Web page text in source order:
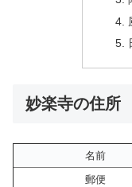
妙楽寺の住所
名前
郵便